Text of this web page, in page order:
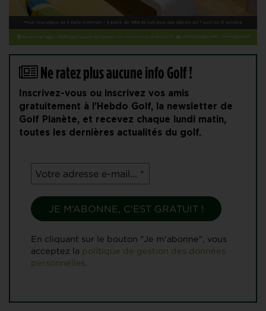
Ne ratez plus aucune info Golf !
Inscrivez-vous ou inscrivez vos amis
gratuitement à l'Hebdo Golf, la newsletter de
Golf Planète, et recevez chaque lundi matin,
toutes les dernières actualités du golf.
En cliquant sur le bouton "Je m'abonne", vous
acceptez la politique de gestion des données
personnelles.